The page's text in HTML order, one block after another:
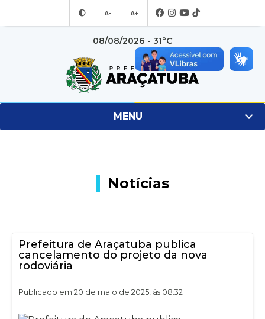
A- A+
08/08/2026 - 31°C
MENU
Notícias
Prefeitura de Araçatuba publica
cancelamento do projeto da nova
rodoviária
Publicado em 20 de maio de 2025, às 08:32